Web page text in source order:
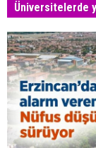
Üniversitelerde